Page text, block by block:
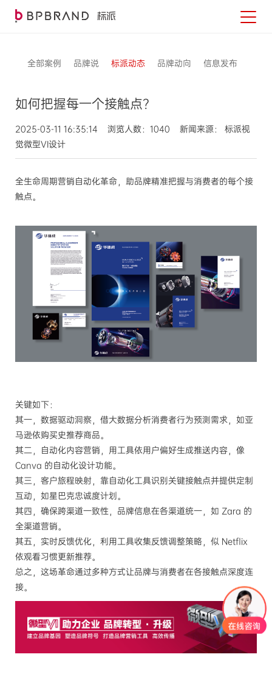
全部案例 品牌说 标派动态 品牌动向 信息发布
如何把握每一个接触点？
2025-03-11 16:35:14 浏览人数：1040 新闻来源： 标派视
觉微型VI设计
全生命周期营销自动化革命，助品牌精准把握与消费者的每个接
触点。
关键如下：
其一，数据驱动洞察，借大数据分析消费者行为预测需求，如亚
马逊依购买史推荐商品。
其二，自动化内容营销，用工具依用户偏好生成推送内容，像
Canva 的自动化设计功能。
其三，客户旅程映射，靠自动化工具识别关键接触点并提供定制
互动，如星巴克忠诚度计划。
其四，确保跨渠道一致性，品牌信息在各渠道统一，如 Zara 的
全渠道营销。
其五，实时反馈优化，利用工具收集反馈调整策略，似 Netflix
依观看习惯更新推荐。
总之，这场革命通过多种方式让品牌与消费者在各接触点深度连
接。